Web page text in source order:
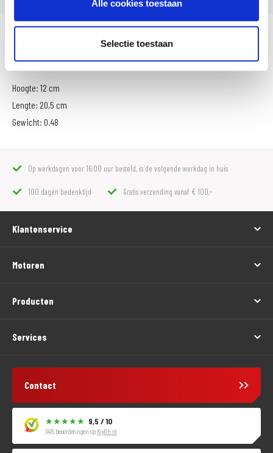
Alle cookies toestaan
Selectie toestaan
Je geld veilig opgeborgen in deze fraaie spaarpot. Verkrijgbaar in
verschillende designs.
Hoogte: 12 cm
Lengte: 20,5 cm
Gewicht: 0.48
Op werkdagen voor 16:00 uur besteld, is de volgende werkdag in huis
100 dagen bedenktijd Gratis verzending vanaf € 100,-
Klantenservice
Motoren
Producten
Services
Contact
9,5 / 10
3415 beoordelingen op KiyOh.nl